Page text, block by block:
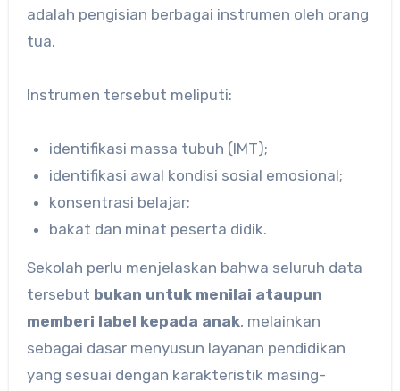
adalah pengisian berbagai instrumen oleh orang
tua.
Instrumen tersebut meliputi:
identifikasi massa tubuh (IMT);
identifikasi awal kondisi sosial emosional;
konsentrasi belajar;
bakat dan minat peserta didik.
Sekolah perlu menjelaskan bahwa seluruh data
tersebut bukan untuk menilai ataupun
memberi label kepada anak, melainkan
sebagai dasar menyusun layanan pendidikan
yang sesuai dengan karakteristik masing-